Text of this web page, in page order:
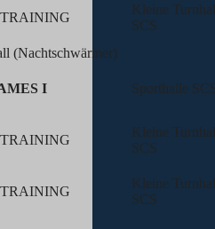
Kleine
SCS
(Nachtschwärmer)
I Sporthalle
Kleine
SCS
Kleine
SCS